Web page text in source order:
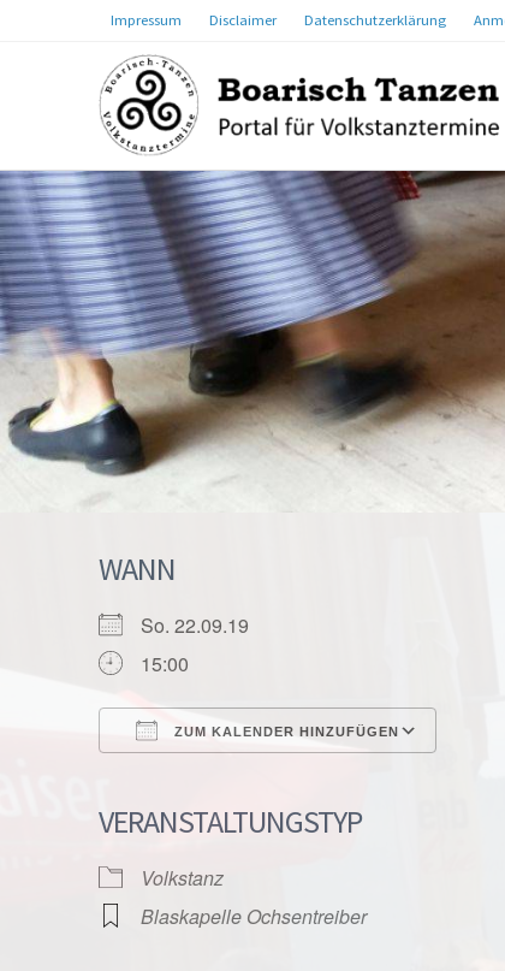
Impressum Disclaimer Datenschutzerklärung
WANN
So. 22.09.19
15:00
ZUM KALENDER HINZUFÜGEN
VERANSTALTUNGSTYP
Volkstanz
Blaskapelle Ochsentreiber